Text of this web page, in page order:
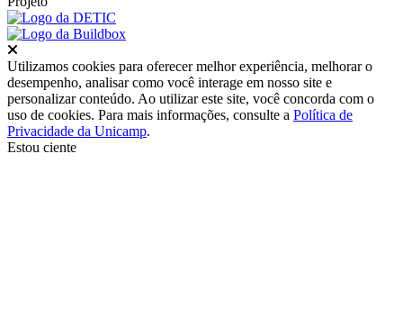
Utilizamos cookies para oferecer melhor experiência, melhorar o
desempenho, analisar como você interage em nosso site e
personalizar conteúdo. Ao utilizar este site, você concorda com o
uso de cookies. Para mais informações, consulte a Política de
Privacidade da Unicamp.
Estou ciente